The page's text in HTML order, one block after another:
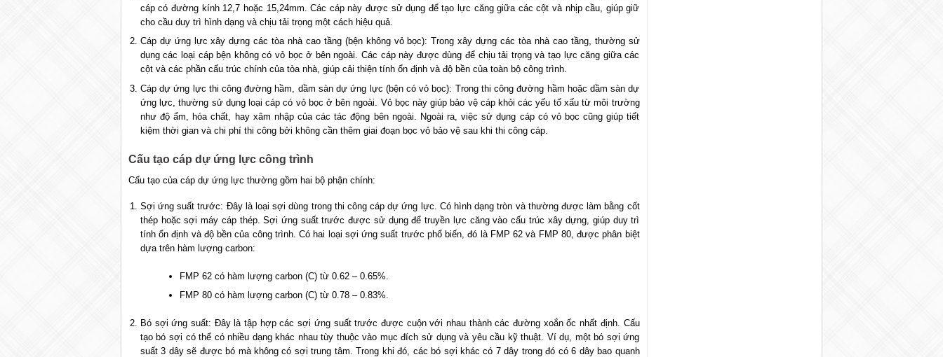
cáp có đường kính 12,7 hoặc 15,24mm. Các cáp này được sử dụng để tạo lực căng giữa các cột và nhịp cầu, giúp giữ
cho cầu duy trì hình dạng và chịu tải trọng một cách hiệu quả.
Cáp dự ứng lực xây dựng các tòa nhà cao tầng (bện không vỏ bọc): Trong xây dựng các tòa nhà cao tầng, thường sử
dụng các loại cáp bện không có vỏ bọc ở bên ngoài. Các cáp này được dùng để chịu tải trọng và tạo lực căng giữa các
cột và các phần cấu trúc chính của tòa nhà, giúp cải thiện tính ổn định và độ bền của toàn bộ công trình.
Cáp dự ứng lực thi công đường hầm, dầm sàn dự ứng lực (bện có vỏ bọc): Trong thi công đường hầm hoặc dầm sàn dự
ứng lực, thường sử dụng loại cáp có vỏ bọc ở bên ngoài. Vỏ bọc này giúp bảo vệ cáp khỏi các yếu tố xấu từ môi trường
như độ ẩm, hóa chất, hay xâm nhập của các tác động bên ngoài. Ngoài ra, việc sử dụng cáp có vỏ bọc cũng giúp tiết
kiệm thời gian và chi phí thi công bởi không cần thêm giai đoạn bọc vỏ bảo vệ sau khi thi công cáp.
Cấu tạo cáp dự ứng lực công trình
Cấu tạo của cáp dự ứng lực thường gồm hai bộ phận chính:
Sợi ứng suất trước: Đây là loại sợi dùng trong thi công cáp dự ứng lực. Có hình dạng tròn và thường được làm bằng cốt
thép hoặc sợi máy cáp thép. Sợi ứng suất trước được sử dụng để truyền lực căng vào cấu trúc xây dựng, giúp duy trì
tính ổn định và độ bền của công trình. Có hai loại sợi ứng suất trước phổ biến, đó là FMP 62 và FMP 80, được phân biệt
dựa trên hàm lượng carbon:
FMP 62 có hàm lượng carbon (C) từ 0.62 – 0.65%.
FMP 80 có hàm lượng carbon (C) từ 0.78 – 0.83%.
Bó sợi ứng suất: Đây là tập hợp các sợi ứng suất trước được cuộn với nhau thành các đường xoắn ốc nhất định. Cấu
tạo bó sợi có thể có nhiều dạng khác nhau tùy thuộc vào mục đích sử dụng và yêu cầu kỹ thuật. Ví dụ, một bó sợi ứng
suất 3 dây sẽ được bó mà không có sợi trung tâm. Trong khi đó, các bó sợi khác có 7 dây trong đó có 6 dây bao quanh